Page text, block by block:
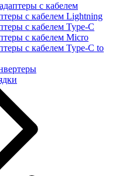
с кабелем
с кабелем Lightning
с кабелем Type-C
с кабелем Micro
с кабелем Type-C to